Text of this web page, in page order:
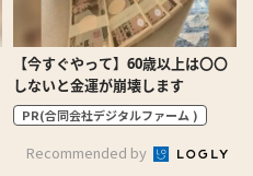
【今すぐやって】60歳以上は〇〇
しないと金運が崩壊します
PR(合同会社デジタルファーム )
Recommended by